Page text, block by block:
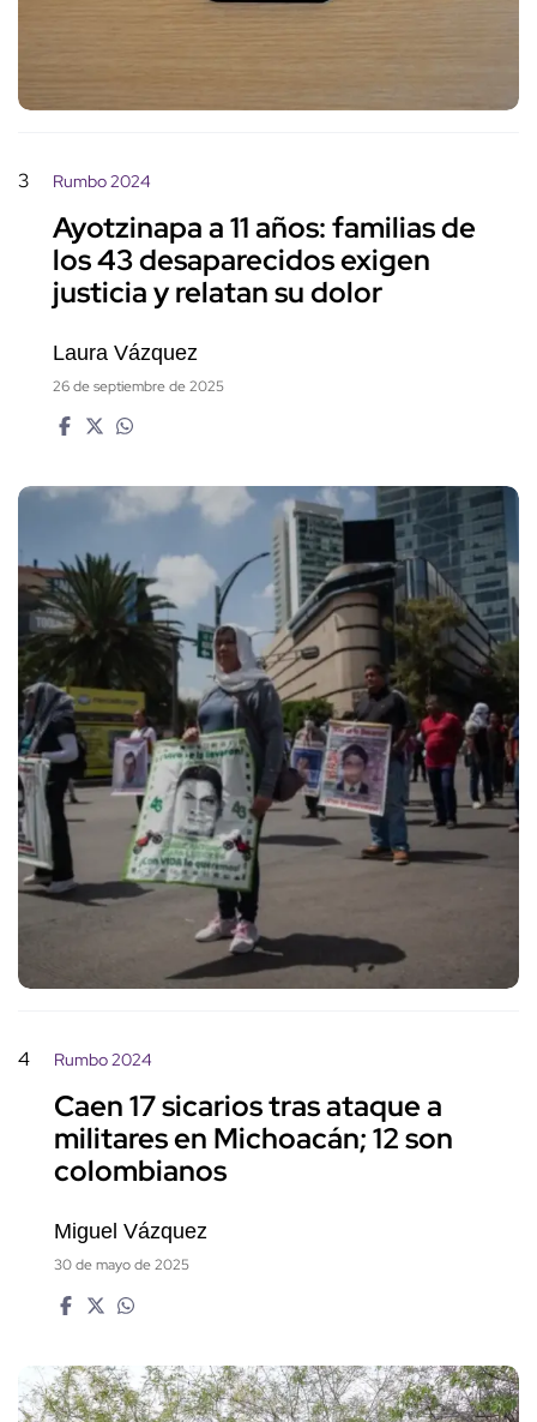
3 Rumbo 2024
Ayotzinapa a 11 años: familias de
los 43 desaparecidos exigen
justicia y relatan su dolor
Laura Vázquez
26 de septiembre de 2025
4 Rumbo 2024
Caen 17 sicarios tras ataque a
militares en Michoacán; 12 son
colombianos
Miguel Vázquez
30 de mayo de 2025